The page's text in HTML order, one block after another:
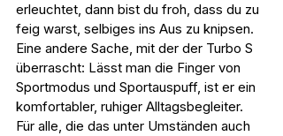
erleuchtet, dann bist du froh, dass du zu
feig warst, selbiges ins Aus zu knipsen.
Eine andere Sache, mit der der Turbo S
überrascht: Lässt man die Finger von
Sportmodus und Sportauspuff, ist er ein
komfortabler, ruhiger Alltagsbegleiter.
Für alle, die das unter Umständen auch